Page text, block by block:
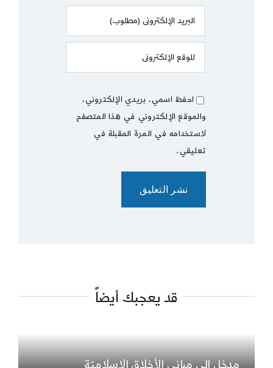
احفظ اسمي، بريدي الإلكتروني،
والموقع الإلكتروني في هذا المتصفح
لاستخدامه في المرة المقبلة في
تعليقي.
قد يعجبك أيضاً
مدخل إلى مباني الأخلاق الإسلاميّة